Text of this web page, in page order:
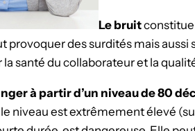
Le bruit
provoquer des surdités mais aussi
santé du collaborateur et la
à partir d’un niveau de 80
le niveau est extrêmement élevé